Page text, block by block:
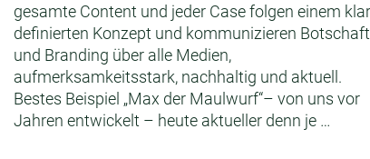
gesamte Content und jeder Case folgen einem klar
definierten Konzept und kommunizieren Botschaft
und Branding über alle Medien,
aufmerksamkeitsstark, nachhaltig und aktuell.
Bestes Beispiel „Max der Maulwurf“– von uns vor
Jahren entwickelt – heute aktueller denn je …